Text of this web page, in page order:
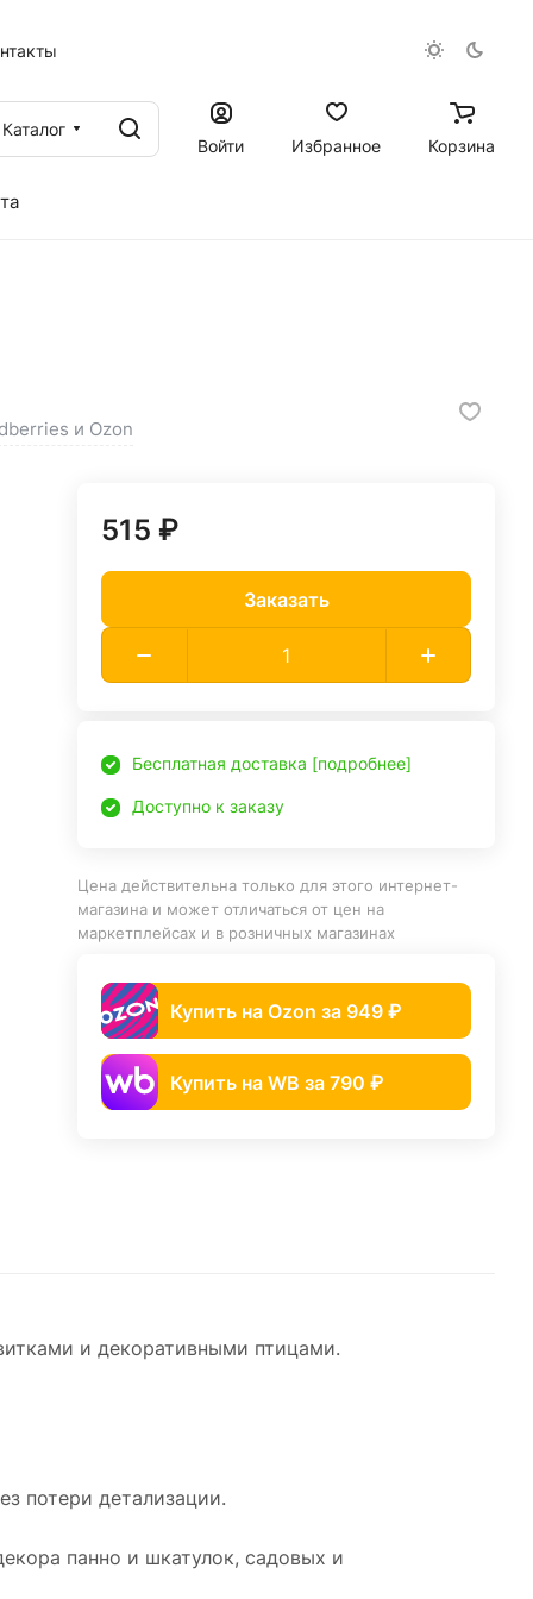
Каталог
Войти
Избранное Корзина
и Ozon
515 ₽
Заказать
Бесплатная доставка [подробнее]
Доступно к заказу
Цена действительна только для этого интернет-
магазина и может отличаться от цен на
маркетплейсах и в розничных магазинах
Купить на Ozon за 949 ₽
Купить на WB за 790 ₽
и декоративными птицами.
потери детализации.
панно и шкатулок, садовых и